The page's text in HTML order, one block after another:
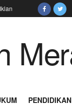
PENDIDIKAN